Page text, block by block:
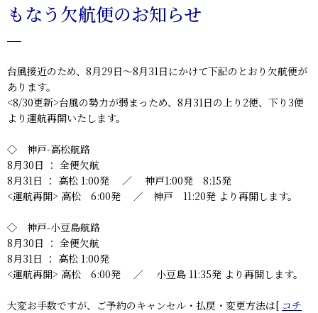
もなう欠航便のお知らせ
台風接近のため、8月29日～8月31日にかけて下記のとおり欠航便が
あります。
<8/30更新>台風の勢力が弱まっため、 8月31日の上り2便、下り3便
より運航再開いたします。
◇ 神戸-高松航路
8月30日 ： 全便欠航
8月31日 ： 高松 1:00発 ／ 神戸1:00発 8:15発
<運航再開> 高松 6:00発 ／ 神戸 11:20発 より再開します。
◇ 神戸-小豆島航路
8月30日 ： 全便欠航
8月31日 ： 高松 1:00発
<運航再開> 高松 6:00発 ／ 小豆島 11:35発 より再開します。
大変お手数ですが、ご予約のキャンセル・払戻・変更方法は[ コチ